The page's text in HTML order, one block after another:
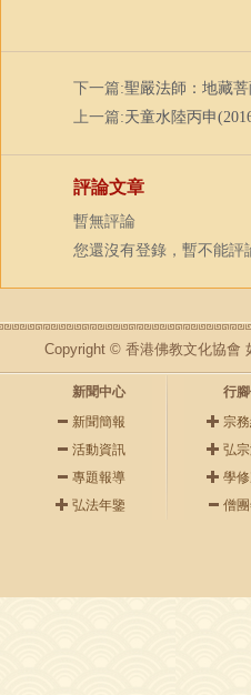
下一篇:聖嚴法師：地藏
上一篇:天童水陸丙申
評論文章
暫無評論
您還沒有登錄，暫不能評
Copyright © 香港佛教文化協會
新聞中心
新聞簡報
活動資訊
專題報導
弘法年鑒
行
宗
弘
學
僧